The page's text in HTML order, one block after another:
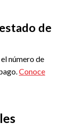
de
número de
Conoce